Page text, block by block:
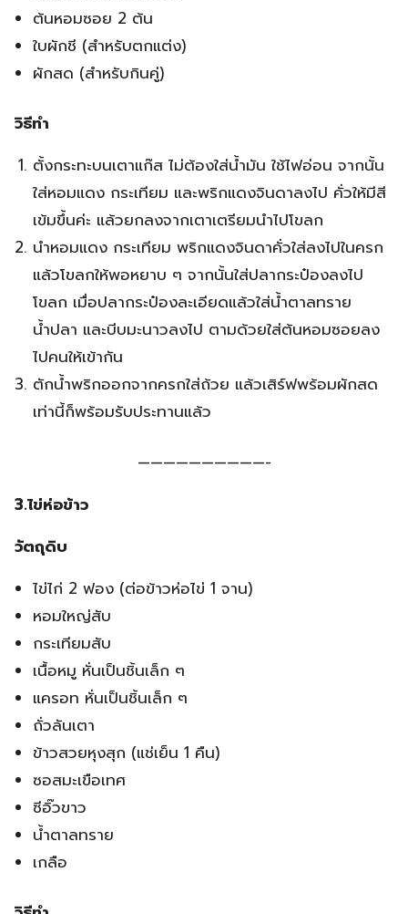
ต้นหอมซอย 2 ต้น
ใบผักชี (สำหรับตกแต่ง)
ผักสด (สำหรับกินคู่)
วิธีทำ
ตั้งกระทะบนเตาแก๊ส ไม่ต้องใส่น้ำมัน ใช้ไฟอ่อน จากนั้น
ใส่หอมแดง กระเทียม และพริกแดงจินดาลงไป คั่วให้มีสี
เข้มขึ้นค่ะ แล้วยกลงจากเตาเตรียมนำไปโขลก
นำหอมแดง กระเทียม พริกแดงจินดาคั่วใส่ลงไปในครก
แล้วโขลกให้พอหยาบ ๆ จากนั้นใส่ปลากระป๋องลงไป
โขลก เมื่อปลากระป๋องละเอียดแล้วใส่น้ำตาลทราย
น้ำปลา และบีบมะนาวลงไป ตามด้วยใส่ต้นหอมซอยลง
ไปคนให้เข้ากัน
ตักน้ำพริกออกจากครกใส่ถ้วย แล้วเสิร์ฟพร้อมผักสด
เท่านี้ก็พร้อมรับประทานแล้ว
——————————-
3.ไข่ห่อข้าว
วัตถุดิบ
ไข่ไก่ 2 ฟอง (ต่อข้าวห่อไข่ 1 จาน)
หอมใหญ่สับ
กระเทียมสับ
เนื้อหมู หั่นเป็นชิ้นเล็ก ๆ
แครอท หั่นเป็นชิ้นเล็ก ๆ
ถั่วลันเตา
ข้าวสวยหุงสุก (แช่เย็น 1 คืน)
ซอสมะเขือเทศ
ซีอิ๊วขาว
น้ำตาลทราย
เกลือ